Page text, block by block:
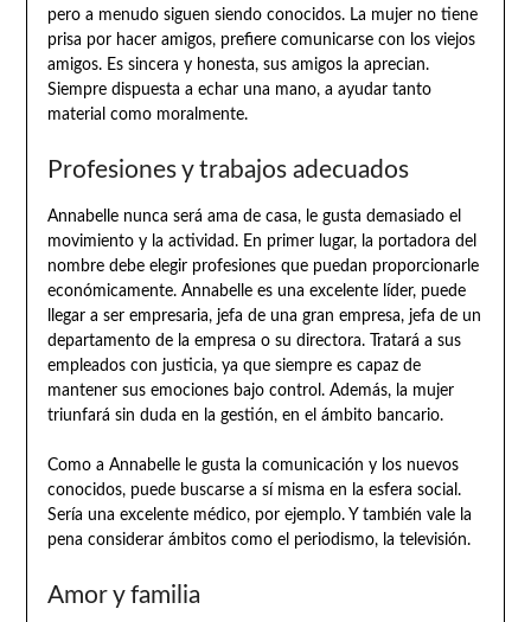
pero a menudo siguen siendo conocidos. La mujer no tiene
prisa por hacer amigos, prefiere comunicarse con los viejos
amigos. Es sincera y honesta, sus amigos la aprecian.
Siempre dispuesta a echar una mano, a ayudar tanto
material como moralmente.
Profesiones y trabajos adecuados
Annabelle nunca será ama de casa, le gusta demasiado el
movimiento y la actividad. En primer lugar, la portadora del
nombre debe elegir profesiones que puedan proporcionarle
económicamente. Annabelle es una excelente líder, puede
llegar a ser empresaria, jefa de una gran empresa, jefa de un
departamento de la empresa o su directora. Tratará a sus
empleados con justicia, ya que siempre es capaz de
mantener sus emociones bajo control. Además, la mujer
triunfará sin duda en la gestión, en el ámbito bancario.
Como a Annabelle le gusta la comunicación y los nuevos
conocidos, puede buscarse a sí misma en la esfera social.
Sería una excelente médico, por ejemplo. Y también vale la
pena considerar ámbitos como el periodismo, la televisión.
Amor y familia